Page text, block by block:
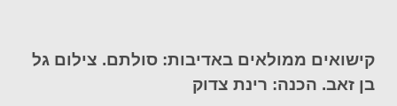
קישואים ממולאים באדיבות: סולתם. צילום גל
בן זאב. הכנה: רינת צדוק